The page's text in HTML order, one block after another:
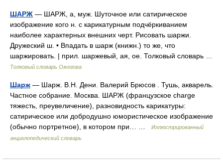
ШАРЖ — ШАРЖ, а, муж. Шуточное или сатирическое
изображение кого н. с карикатурным подчёркиванием
наиболее характерных внешних черт. Рисовать шаржи.
Дружеский ш. • Впадать в шарж (книжн.) то же, что
шаржировать. | прил. шаржевый, ая, ое. Толковый словарь …
Толковый словарь Ожегова
Шарж — Шарж. В.Н. Дени. Валерий Брюсов . Тушь, акварель.
Частное собрание. Москва. ШАРЖ (французское charge
тяжесть, преувеличение), разновидность карикатуры:
сатирическое или добродушно юмористическое изображение
(обычно портретное), в котором при… …
Иллюстрированный
энциклопедический словарь